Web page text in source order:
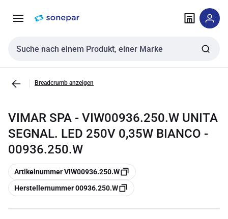
NavigationInhalt
Sucheingabe
Breadcrumb anzeigen
VIMAR SPA - VIW00936.250.W UNITA
SEGNAL. LED 250V 0,35W BIANCO -
00936.250.W
Kopieren
Artikelnummer VIW00936.250.W
Kopieren
Herstellernummer 00936.250.W